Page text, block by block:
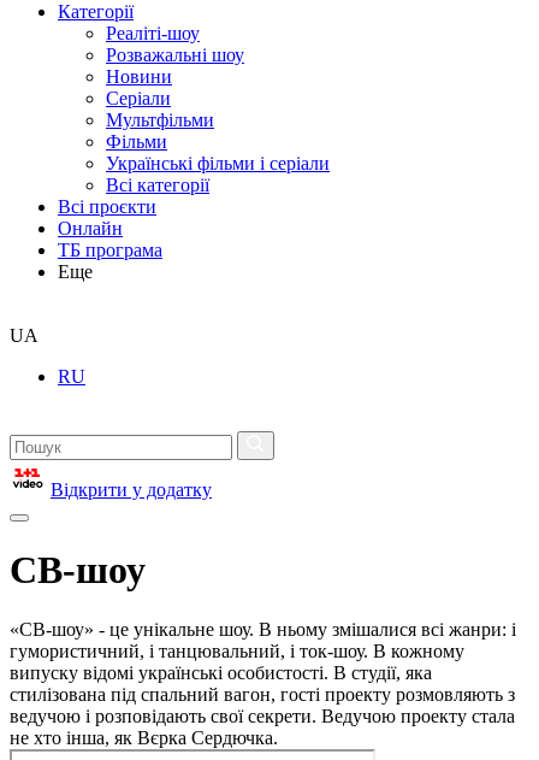
Категорії
Реаліті-шоу
Розважальні шоу
Новини
Серіали
Мультфільми
Фільми
Українські фільми і серіали
Всі категорії
Всі проєкти
Онлайн
ТБ програма
Еще
UA
RU
Відкрити у додатку
СВ-шоу
«СВ-шоу» - це унікальне шоу. В ньому змішалися всі жанри: і
гумористичний, і танцювальний, і ток-шоу. В кожному
випуску відомі українські особистості. В студії, яка
стилізована під спальний вагон, гості проекту розмовляють з
ведучою і розповідають свої секрети. Ведучою проекту стала
не хто інша, як Вєрка Сердючка.